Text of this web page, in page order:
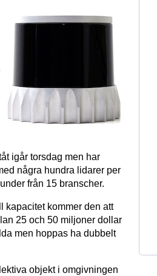
igår torsdag men har
några hundra lidarer per
från 15 branscher.
kapacitet kommer den att
25 och 50 miljoner dollar
men hoppas ha dubbelt
objekt i omgivningen